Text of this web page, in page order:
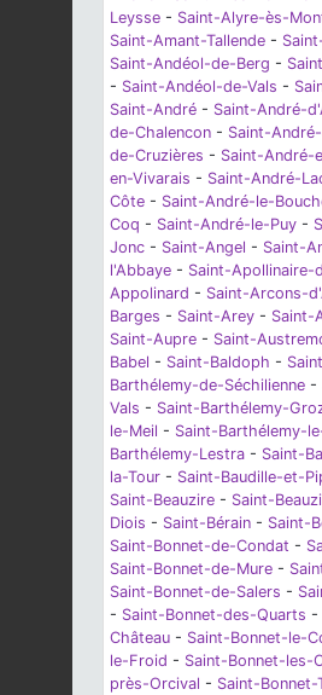
Leysse - Saint-Alyre-ès-
Saint-Amant-Tallende -
Saint-Andéol-de-Berg -
- Saint-Andéol-de-Vals -
Saint-André - Saint-André-
de-Chalencon - Saint-
de-Cruzières - Saint-André-
en-Vivarais - Saint-André-
Côte - Saint-André-le-
Coq - Saint-André-le-Puy -
Jonc - Saint-Angel - Saint-
l'Abbaye - Saint-Apollinaire-
Appolinard - Saint-Arcons-
Barges - Saint-Arey - Saint-
Saint-Aupre - Saint-
Babel - Saint-Baldoph -
Barthélemy-de-Séchilienne -
Vals - Saint-Barthélemy-
le-Meil - Saint-Barthélemy-
Barthélemy-Lestra - Saint-
la-Tour - Saint-Baudille-et-
Saint-Beauzire - Saint-
Diois - Saint-Bérain - Saint-
Saint-Bonnet-de-Condat -
Saint-Bonnet-de-Mure -
Saint-Bonnet-de-Salers -
- Saint-Bonnet-des-Quarts -
Château - Saint-Bonnet-le-
le-Froid - Saint-Bonnet-les-
près-Orcival - Saint-Bonnet-